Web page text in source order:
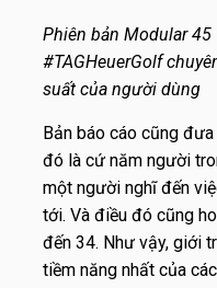
Phiên bản Modular
#TAGHeuerGolf
suất của người dùng
Bản báo cáo cũng
đó là cứ năm người
một người nghĩ đến
tới. Và điều đó cũng
đến 34. Như vậy, giới
tiềm năng nhất của